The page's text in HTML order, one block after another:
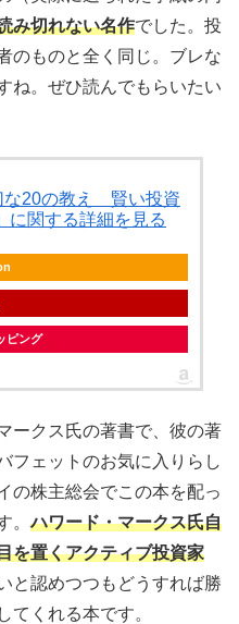
み切れない名作でした。投
のものと全く同じ。ブレな
ね。ぜひ読んでもらいたい
な20の教え 賢い投資
に関する詳細を見る
ピング
ークス氏の著書で、彼の著
フェットのお気に入りらし
の株主総会でこの本を配っ
。ハワード・マークス氏自
を置くアクティブ投資家
と認めつつもどうすれば勝
てくれる本です。